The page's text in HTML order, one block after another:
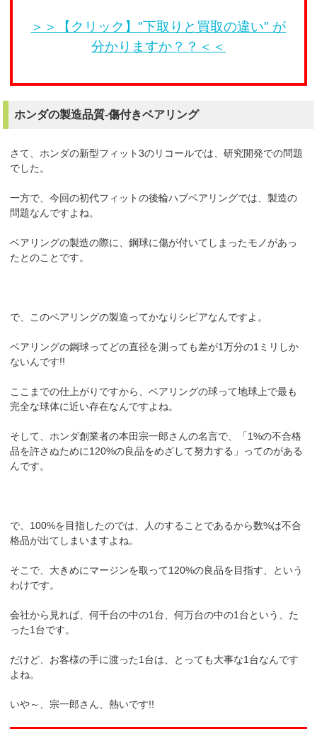
＞＞【クリック】"下取りと買取の違い" が
分かりますか？？＜＜
ホンダの製造品質-傷付きベアリング
さて、ホンダの新型フィット3のリコールでは、研究開発での問題
でした。
一方で、今回の初代フィットの後輪ハブベアリングでは、製造の
問題なんですよね。
ベアリングの製造の際に、鋼球に傷が付いてしまったモノがあっ
たとのことです。
で、このベアリングの製造ってかなりシビアなんですよ。
ベアリングの鋼球ってどの直径を測っても差が1万分の1ミリしか
ないんです!!
ここまでの仕上がりですから、ベアリングの球って地球上で最も
完全な球体に近い存在なんですよね。
そして、ホンダ創業者の本田宗一郎さんの名言で、「1%の不合格
品を許さぬために120%の良品をめざして努力する」ってのがある
んです。
で、100%を目指したのでは、人のすることであるから数%は不合
格品が出てしまいますよね。
そこで、大きめにマージンを取って120%の良品を目指す、という
わけです。
会社から見れば、何千台の中の1台、何万台の中の1台という、た
った1台です。
だけど、お客様の手に渡った1台は、とっても大事な1台なんです
よね。
いや～、宗一郎さん、熱いです!!